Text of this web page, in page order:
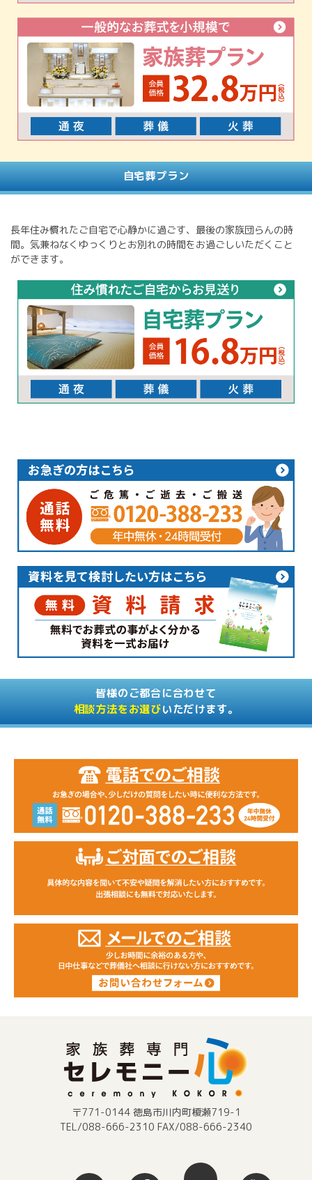
自宅葬プラン
長年住み慣れたご自宅で心静かに過ごす、最後の家族団らんの時
間。気兼ねなくゆっくりとお別れの時間をお過ごしいただくこと
ができます。
皆様のご都合に合わせて
相談方法をお選びいただけます。
〒771-0144 徳島市川内町榎瀬719-1
TEL/088-666-2310 FAX/088-666-2340